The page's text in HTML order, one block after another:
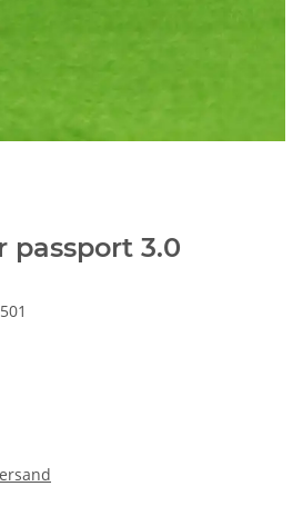
passport 3.0